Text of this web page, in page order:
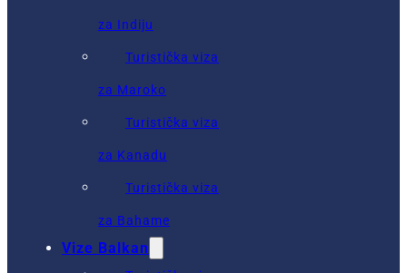
za Indiju
Turistička viza
za Maroko
Turistička viza
za Kanadu
Turistička viza
za Bahame
Vize Balkan